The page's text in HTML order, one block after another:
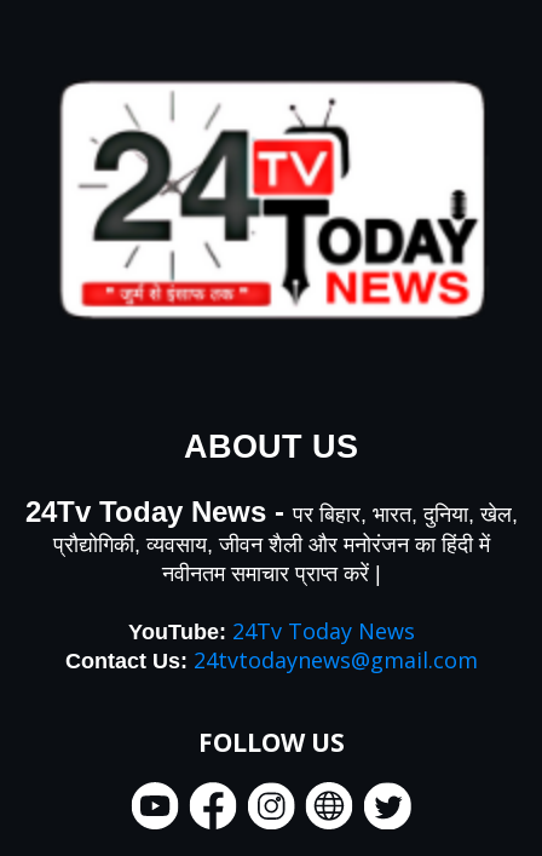
ABOUT US
24Tv Today News -पर बिहार, भारत, दुनिया, खेल,
प्रौद्योगिकी, व्यवसाय, जीवन शैली और मनोरंजन का हिंदी में
नवीनतम समाचार प्राप्त करें |
YouTube: 24Tv Today News
Contact Us: 24tvtodaynews@gmail.com
FOLLOW US